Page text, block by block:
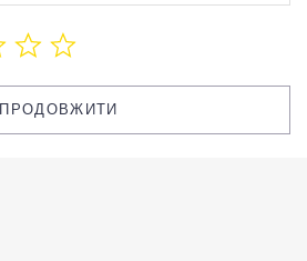
ПРОДОВЖИТИ